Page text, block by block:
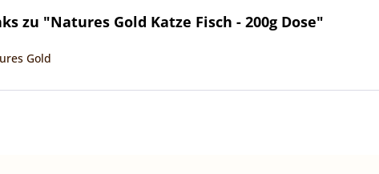
zu "Natures Gold Katze Fisch - 200g Dose"
Gold